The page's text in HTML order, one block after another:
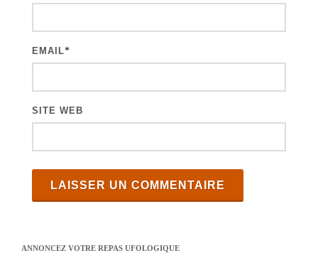
EMAIL*
SITE WEB
ANNONCEZ VOTRE REPAS UFOLOGIQUE